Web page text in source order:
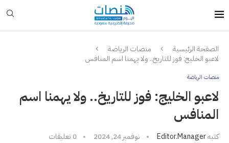
الصفحة الرئيسية
منصات الرياضة
لاعبو الخليج: فوز للتاريخ.. ولا يهمنا اسم المنافس
منصات الرياضة
لاعبو الخليج: فوز للتاريخ.. ولا يهمنا اسم
المنافس
كتبهEditor.manager نوفمبر 24, 2024 0 تعليقات